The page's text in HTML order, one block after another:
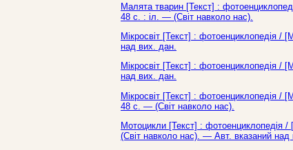
Малята тварин [Текст] :
48 с. : іл. — (Світ навколо нас).
Мікросвіт [Текст] :
над вих. дан.
Мікросвіт [Текст] :
над вих. дан.
Мікросвіт [Текст] : фотоенциклопедія
48 с. — (Світ навколо нас).
Мотоцикли [Текст] :
(Світ навколо нас). — Авт. вказаний над